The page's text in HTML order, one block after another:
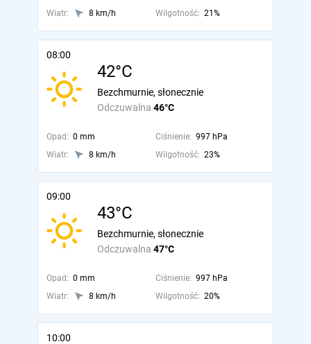
Wiatr: 8 km/h Wilgotność: 21%
08:00
42°C
Odczuwalna 46°C
Bezchmurnie, słonecznie
Opad: 0 mm Ciśnienie: 997 hPa
Wiatr:
8 km/h Wilgotność: 23%
09:00
43°C
Odczuwalna 47°C
Bezchmurnie, słonecznie
Opad: 0 mm Ciśnienie: 997 hPa
Wiatr:
8 km/h Wilgotność: 20%
10:00